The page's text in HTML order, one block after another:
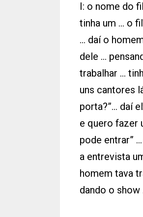
I: o nome do
tinha um ... o
... daí o
dele ...
trabalhar ...
uns cantores
porta?”... daí
e quero fazer
pode entrar”
a entrevista
homem tava
dando o show